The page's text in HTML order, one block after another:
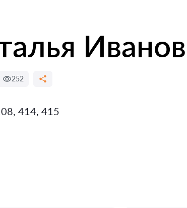
252
414, 415